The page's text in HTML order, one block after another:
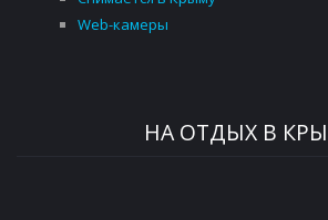
Web-камеры
НА ОТДЫХ В